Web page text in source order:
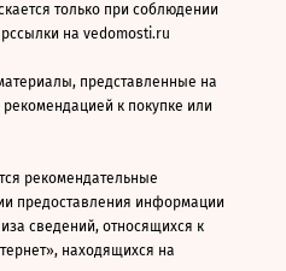
только при соблюдении
на vedomosti.ru
представленные на
к покупке или
рекомендательные
предоставления информации
сведений, относящихся к
находящихся на